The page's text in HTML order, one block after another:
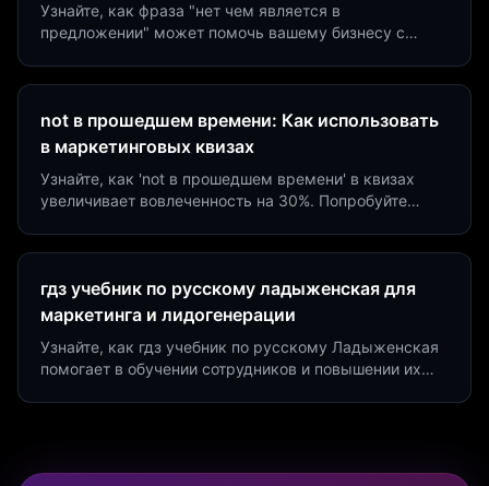
Узнайте, как фраза "нет чем является в
предложении" может помочь вашему бизнесу с
not в прошедшем времени: Как использовать
в маркетинговых квизах
Узнайте, как 'not в прошедшем времени' в квизах
увеличивает вовлеченность на 30%. Попробуйте
гдз учебник по русскому ладыженская для
маркетинга и лидогенерации
Узнайте, как гдз учебник по русскому Ладыженская
помогает в обучении сотрудников и повышении их